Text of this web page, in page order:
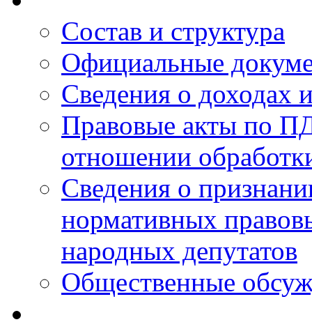
Состав и структура
Официальные
Сведения о доходах
Правовые акты по
отношении
Сведения о
нормативных
народных депутатов
Общественные